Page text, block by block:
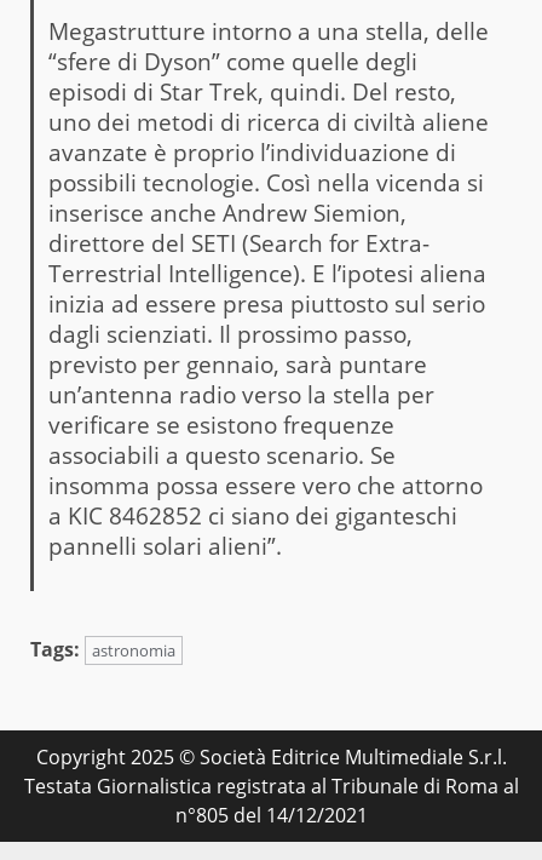
Megastrutture intorno a una stella, delle
“sfere di Dyson” come quelle degli
episodi di Star Trek, quindi. Del resto,
uno dei metodi di ricerca di civiltà aliene
avanzate è proprio l’individuazione di
possibili tecnologie. Così nella vicenda si
inserisce anche Andrew Siemion,
direttore del SETI (Search for Extra-
Terrestrial Intelligence). E l’ipotesi aliena
inizia ad essere presa piuttosto sul serio
dagli scienziati. Il prossimo passo,
previsto per gennaio, sarà puntare
un’antenna radio verso la stella per
verificare se esistono frequenze
associabili a questo scenario. Se
insomma possa essere vero che attorno
a KIC 8462852 ci siano dei giganteschi
pannelli solari alieni”.
Tags: astronomia
Copyright 2025 © Società Editrice Multimediale S.r.l.
Testata Giornalistica registrata al Tribunale di Roma al
n°805 del 14/12/2021